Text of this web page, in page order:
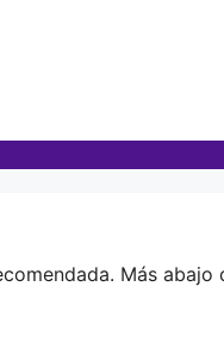
Más abajo